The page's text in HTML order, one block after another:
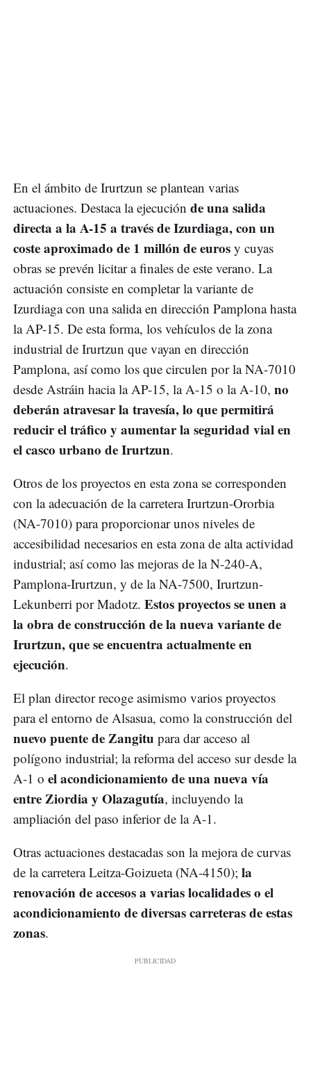
En el ámbito de Irurtzun se plantean varias
actuaciones. Destaca la ejecución de una salida
directa a la A-15 a través de Izurdiaga, con un
coste aproximado de 1 millón de euros y cuyas
obras se prevén licitar a finales de este verano. La
actuación consiste en completar la variante de
Izurdiaga con una salida en dirección Pamplona hasta
la AP-15. De esta forma, los vehículos de la zona
industrial de Irurtzun que vayan en dirección
Pamplona, así como los que circulen por la NA-7010
desde Astráin hacia la AP-15, la A-15 o la A-10, no
deberán atravesar la travesía, lo que permitirá
reducir el tráfico y aumentar la seguridad vial en
el casco urbano de Irurtzun.
Otros de los proyectos en esta zona se corresponden
con la adecuación de la carretera Irurtzun-Ororbia
(NA-7010) para proporcionar unos niveles de
accesibilidad necesarios en esta zona de alta actividad
industrial; así como las mejoras de la N-240-A,
Pamplona-Irurtzun, y de la NA-7500, Irurtzun-
Lekunberri por Madotz. Estos proyectos se unen a
la obra de construcción de la nueva variante de
Irurtzun, que se encuentra actualmente en
ejecución.
El plan director recoge asimismo varios proyectos
para el entorno de Alsasua, como la construcción del
nuevo puente de Zangitu para dar acceso al
polígono industrial; la reforma del acceso sur desde la
A-1 o el acondicionamiento de una nueva vía
entre Ziordia y Olazagutía, incluyendo la
ampliación del paso inferior de la A-1.
Otras actuaciones destacadas son la mejora de curvas
de la carretera Leitza-Goizueta (NA-4150); la
renovación de accesos a varias localidades o el
acondicionamiento de diversas carreteras de estas
zonas.